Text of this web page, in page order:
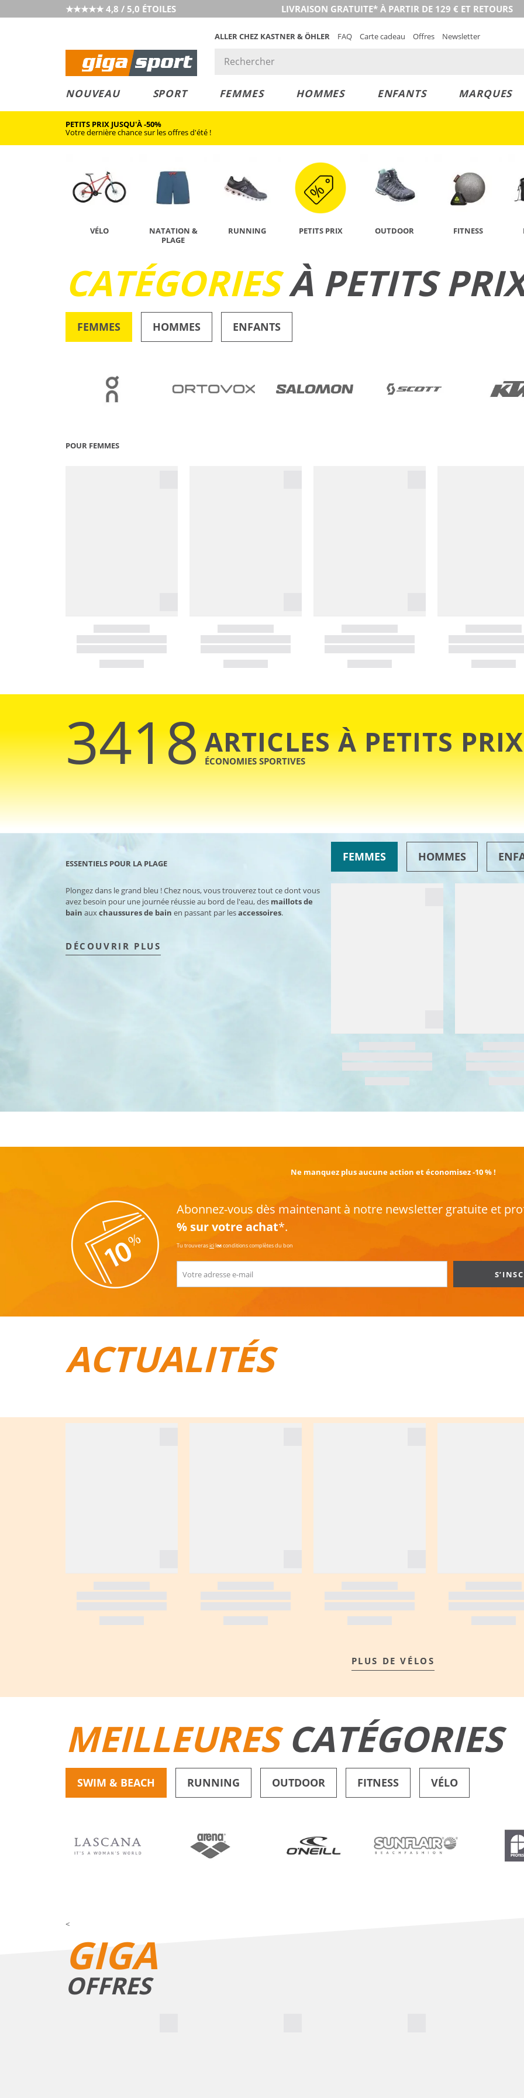
★★★★★ 4,8 / 5,0 ÉTOILES LIVRAISON GRATUITE* À PARTIR DE 129 € ET RETOURS
ALLER CHEZ KASTNER & ÖHLER FAQ Carte cadeau Offres Newsletter
NOUVEAU SPORT FEMMES HOMMES ENFANTS MARQUES
PETITS PRIX JUSQU'À -50%
Votre dernière chance sur les offres d'été !
VÉLO
NATATION &
PLAGE
RUNNING PETITS PRIX OUTDOOR FITNESS
CATÉGORIESÀ PETITS
FEMMES HOMMES ENFANTS
POUR FEMMES
3418ARTICLES À PETITS PRIX
ÉCONOMIES SPORTIVES
ESSENTIELS POUR LA PLAGE
Plongez dans le grand bleu ! Chez nous, vous trouverez tout ce dont vous
avez besoin pour une journée réussie au bord de l'eau, des maillots de
bain auxchaussures de bain en passant par lesaccessoires.
DÉCOUVRIR PLUS
FEMMES HOMMES
Ne manquez plus aucune action et économisez -10 % !
Abonnez-vous dès maintenant à notre newsletter gratuite et
% sur votre achat*.
Tu trouverasiciles conditions complètes du bon
ACTUALITÉS
PLUS DE VÉLOS
MEILLEURESCATÉGORIES
SWIM & BEACH RUNNING OUTDOOR FITNESS VÉLO
CHAUSSURES
<
GIGA
OFFRES